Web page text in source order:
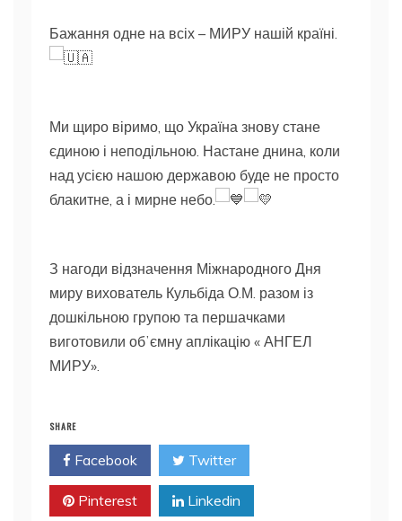
Бажання одне на всіх – МИРУ нашій країні.
Ми щиро віримо, що Україна знову стане
єдиною і неподільною. Настане днина, коли
над усією нашою державою буде не просто
блакитне, а і мирне небо.
З нагоди відзначення Міжнародного Дня
миру вихователь Кульбіда О.М. разом із
дошкільною групою та першачками
виготовили обʼємну аплікацію « АНГЕЛ
МИРУ».
SHARE
Facebook Twitter
Pinterest Linkedin